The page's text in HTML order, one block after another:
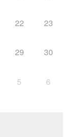
22 23
29 30
5 6